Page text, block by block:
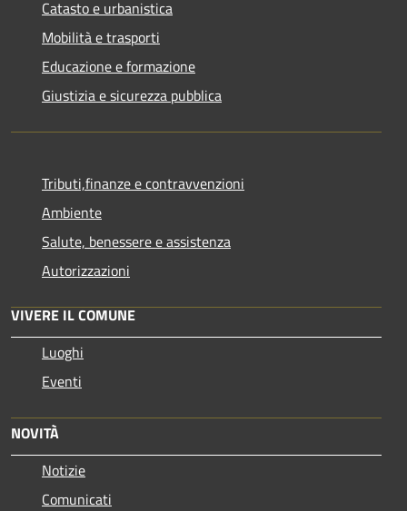
Catasto e urbanistica
Mobilità e trasporti
Educazione e formazione
Giustizia e sicurezza pubblica
Tributi,finanze e contravvenzioni
Ambiente
Salute, benessere e assistenza
Autorizzazioni
VIVERE IL COMUNE
Luoghi
Eventi
NOVITÀ
Notizie
Comunicati